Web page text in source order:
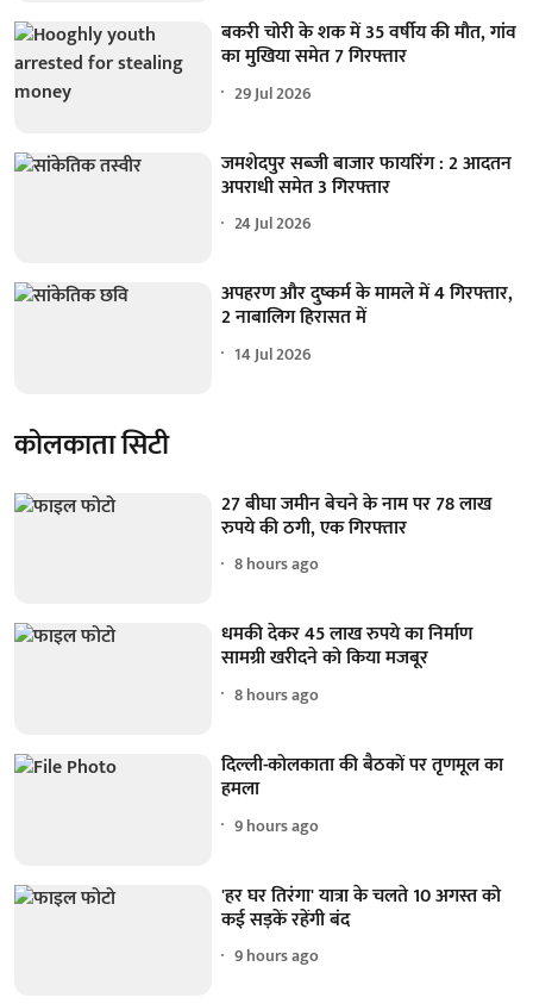
बकरी चोरी के शक में 35 वर्षीय की मौत, गांव
का मुखिया समेत 7 गिरफ्तार
29 Jul 2026
जमशेदपुर सब्जी बाजार फायरिंग : 2 आदतन
अपराधी समेत 3 गिरफ्तार
24 Jul 2026
अपहरण और दुष्कर्म के मामले में 4 गिरफ्तार,
2 नाबालिग हिरासत में
14 Jul 2026
कोलकाता सिटी
27 बीघा जमीन बेचने के नाम पर 78 लाख
रुपये की ठगी, एक गिरफ्तार
8 hours ago
धमकी देकर 45 लाख रुपये का निर्माण
सामग्री खरीदने को किया मजबूर
8 hours ago
दिल्ली-कोलकाता की बैठकों पर तृणमूल का
हमला
9 hours ago
'हर घर तिरंगा' यात्रा के चलते 10 अगस्त को
कई सड़कें रहेंगी बंद
9 hours ago